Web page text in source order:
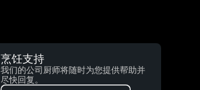
烹饪支持
我们的公司厨师将随时为您提供帮助并
尽快回复。